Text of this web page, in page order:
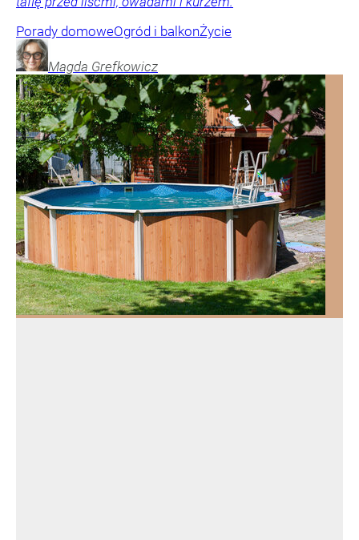
Porady domoweOgród i balkonŻycie
Magda Grefkowicz